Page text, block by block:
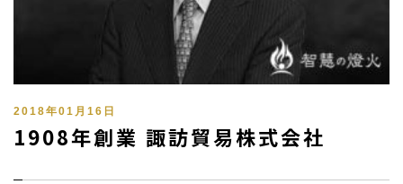
2018年01月16日
1908年創業 諏訪貿易株式会社